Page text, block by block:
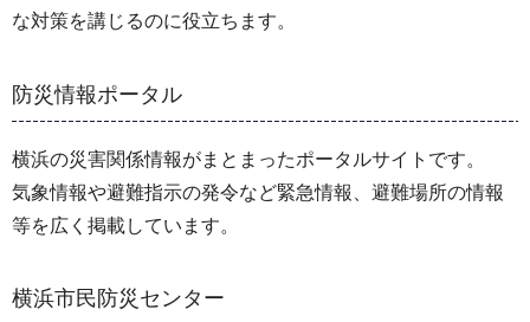
な対策を講じるのに役立ちます。
防災情報ポータル
横浜の災害関係情報がまとまったポータルサイトです。
気象情報や避難指示の発令など緊急情報、避難場所の情報
等を広く掲載しています。
横浜市民防災センター